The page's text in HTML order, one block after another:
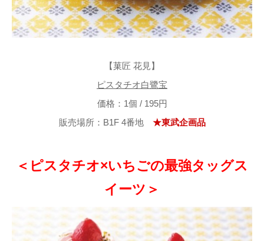
【菓匠 花見】
ピスタチオ白鷺宝
価格：1個 / 195円
販売場所：B1F 4番地 ★東武企画品
＜ピスタチオ×いちごの最強タッグス
イーツ＞